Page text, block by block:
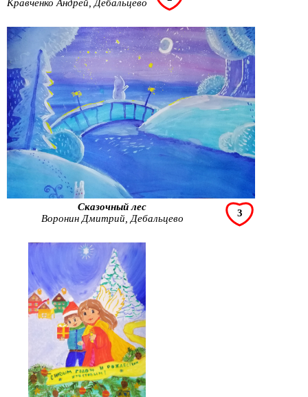
Кравченко Андрей, Дебальцево
3
Сказочный лес
Воронин Дмитрий, Дебальцево